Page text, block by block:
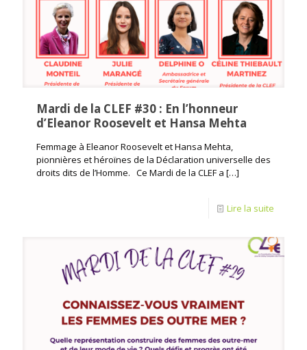
Mardi de la CLEF #30 : En l’honneur
d’Eleanor Roosevelt et Hansa Mehta
Femmage à Eleanor Roosevelt et Hansa Mehta,
pionnières et héroïnes de la Déclaration universelle des
droits dits de l’Homme. Ce Mardi de la CLEF a […]
Lire la suite